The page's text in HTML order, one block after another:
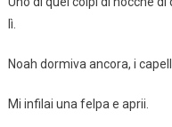
lì.
Noah dormiva ancora, i
Mi infilai una felpa e aprii.